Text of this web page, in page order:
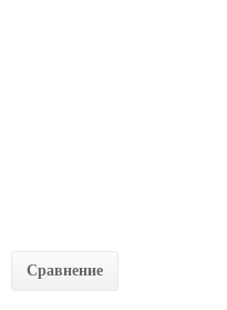
Сравнение